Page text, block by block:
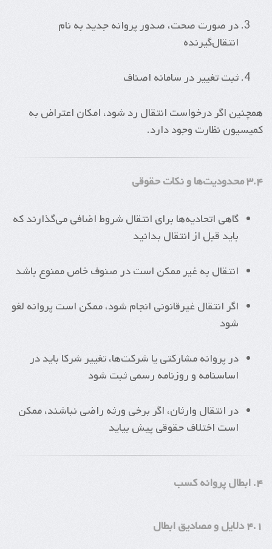
در صورت صحت، صدور پروانه جدید به نام
انتقال‌گیرنده
ثبت تغییر در سامانه اصناف
همچنین اگر درخواست انتقال رد شود، امکان اعتراض به
کمیسیون نظارت وجود دارد.
۳.۴ محدودیت‌ها و نکات حقوقی
گاهی اتحادیه‌ها برای انتقال شروط اضافی می‌گذارند که
باید قبل از انتقال بدانید
انتقال به غیر ممکن است در صنوف خاص ممنوع باشد
اگر انتقال غیرقانونی انجام شود، ممکن است پروانه لغو
شود
در پروانه مشارکتی یا شرکت‌ها، تغییر شرکا باید در
اساسنامه و روزنامه رسمی ثبت شود
در انتقال وارثان، اگر برخی ورثه راضی نباشند، ممکن
است اختلاف حقوقی پیش بیاید
۴. ابطال پروانه کسب
۴.۱ دلایل و مصادیق ابطال